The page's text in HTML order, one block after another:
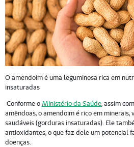
O amendoim é uma leguminosa rica em
insaturadas
Conforme o Ministério da Saúde, assim
amêndoas, o amendoim é rico em minerais,
saudáveis (gorduras insaturadas). Ele
antioxidantes, o que faz dele um potencial
doenças.